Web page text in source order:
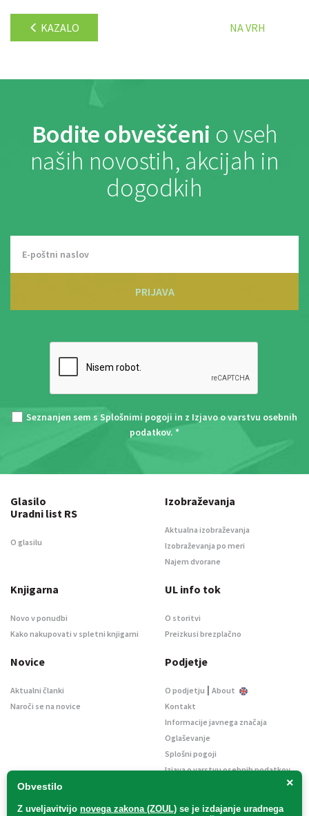
KAZALO NA VRH
Bodite obveščeni o vseh
naših novostih, akcijah in
dogodkih
PRIJAVA
Seznanjen sem s Splošnimi pogoji in z Izjavo o varstvu osebnih
podatkov. *
×
Obvestilo
Z uveljavitvijo novega zakona (ZOUL) se je izdajanje uradnega
Glasilo
Uradni list RS
O glasilu
Izobraževanja
Aktualna izobraževanja
Izobraževanja po meri
Najem dvorane
Knjigarna
Novo v ponudbi
Kako nakupovati v spletni knjigarni
UL info tok
O storitvi
Preizkusi brezplačno
Novice
Aktualni članki
Naroči se na novice
Podjetje
O podjetju | About
Kontakt
Informacije javnega značaja
Oglaševanje
Splošni pogoji
Izjava o varstvu osebnih podatkov